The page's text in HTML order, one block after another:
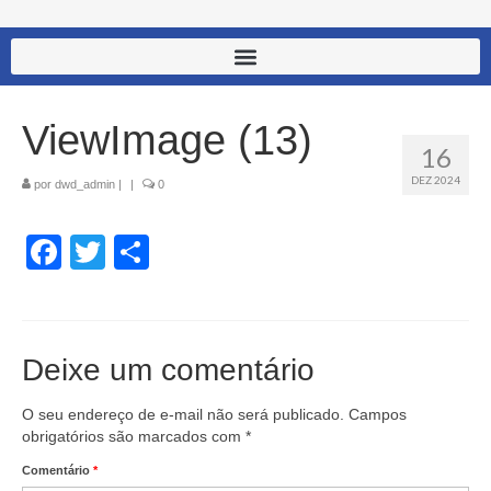
16
DEZ 2024
ViewImage (13)
por dwd_admin 0
Facebook
Twitter
Deixe um comentário
O seu endereço de e-mail não será publicado. Campos
obrigatórios são marcados com *
Comentário *